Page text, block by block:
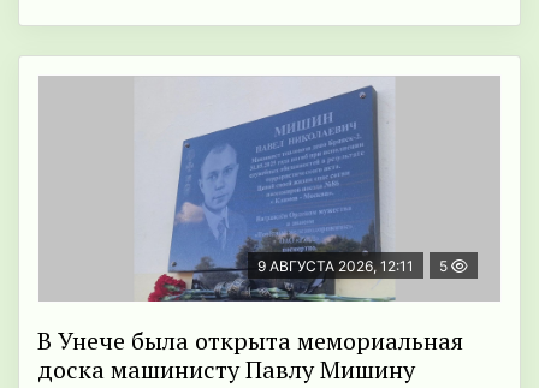
9 АВГУСТА 2026, 12:11 5
В Унече была открыта мемориальная
доска машинисту Павлу Мишину